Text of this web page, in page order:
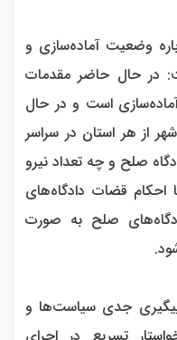
وضعیت آماده‌سازی و
در حال حاضر مقدمات
است و در حال
از هر استان در سراسر
صلح و چه تعداد نیرو
احکام قضات دادگاه‌های
صلح به صورت
جدی سیاست‌ها و